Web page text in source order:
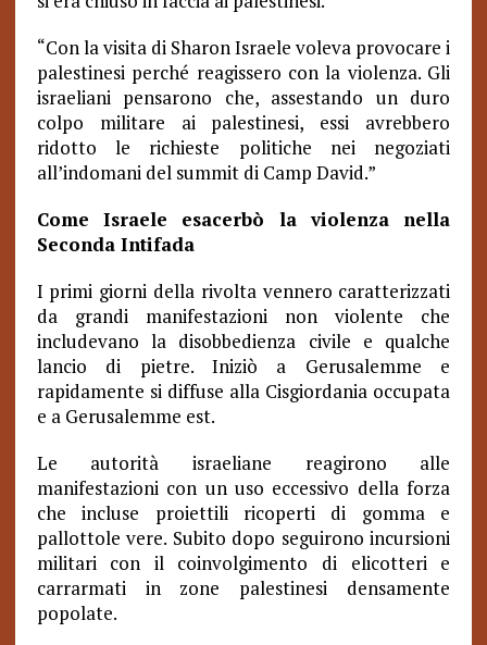
“Con la visita di Sharon Israele voleva provocare i
palestinesi perché reagissero con la violenza. Gli
israeliani pensarono che, assestando un duro
colpo militare ai palestinesi, essi avrebbero
ridotto le richieste politiche nei negoziati
all’indomani del summit di Camp David.”
Come Israele esacerbò la violenza nella
Seconda Intifada
I primi giorni della rivolta vennero caratterizzati
da grandi manifestazioni non violente che
includevano la disobbedienza civile e qualche
lancio di pietre. Iniziò a Gerusalemme e
rapidamente si diffuse alla Cisgiordania occupata
e a Gerusalemme est.
Le autorità israeliane reagirono alle
manifestazioni con un uso eccessivo della forza
che incluse proiettili ricoperti di gomma e
pallottole vere. Subito dopo seguirono incursioni
militari con il coinvolgimento di elicotteri e
carrarmati in zone palestinesi densamente
popolate.